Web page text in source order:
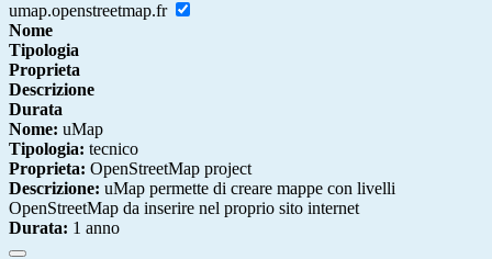
umap.openstreetmap.fr
Nome
Tipologia
Proprieta
Descrizione
Durata
Nome: uMap
Tipologia: tecnico
Proprieta: OpenStreetMap project
Descrizione: uMap permette di creare mappe con livelli
OpenStreetMap da inserire nel proprio sito internet
Durata: 1 anno